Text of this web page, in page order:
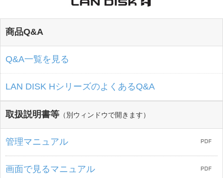
商品Q&A
Q&A一覧を見る
LAN DISK HシリーズのよくあるQ&A
取扱説明書等 （別ウィンドウで開きます）
管理マニュアル
画面で見るマニュアル